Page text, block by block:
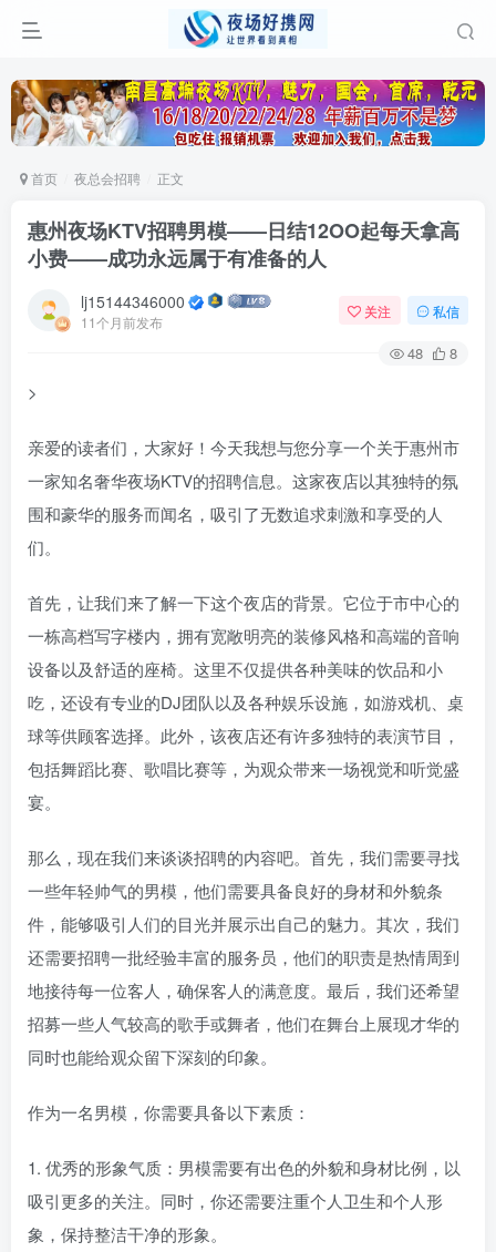
首页 夜总会招聘 正文
惠州夜场KTV招聘男模——日结12OO起每天拿高
小费——成功永远属于有准备的人
lj15144346000
11个月前发布
关注 私信
48 8
>
亲爱的读者们，大家好！今天我想与您分享一个关于惠州市
一家知名奢华夜场KTV的招聘信息。这家夜店以其独特的氛
围和豪华的服务而闻名，吸引了无数追求刺激和享受的人
们。
首先，让我们来了解一下这个夜店的背景。它位于市中心的
一栋高档写字楼内，拥有宽敞明亮的装修风格和高端的音响
设备以及舒适的座椅。这里不仅提供各种美味的饮品和小
吃，还设有专业的DJ团队以及各种娱乐设施，如游戏机、桌
球等供顾客选择。此外，该夜店还有许多独特的表演节目，
包括舞蹈比赛、歌唱比赛等，为观众带来一场视觉和听觉盛
宴。
那么，现在我们来谈谈招聘的内容吧。首先，我们需要寻找
一些年轻帅气的男模，他们需要具备良好的身材和外貌条
件，能够吸引人们的目光并展示出自己的魅力。其次，我们
还需要招聘一批经验丰富的服务员，他们的职责是热情周到
地接待每一位客人，确保客人的满意度。最后，我们还希望
招募一些人气较高的歌手或舞者，他们在舞台上展现才华的
同时也能给观众留下深刻的印象。
作为一名男模，你需要具备以下素质：
1. 优秀的形象气质：男模需要有出色的外貌和身材比例，以
吸引更多的关注。同时，你还需要注重个人卫生和个人形
象，保持整洁干净的形象。